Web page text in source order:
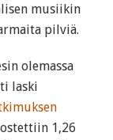
musiikin
pilviä.
olemassa
laski
1,26